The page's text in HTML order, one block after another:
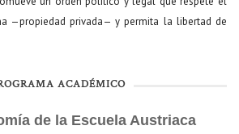
—propiedad privada— y permita la libertad de
ACADÉMICO
de la Escuela Austriaca